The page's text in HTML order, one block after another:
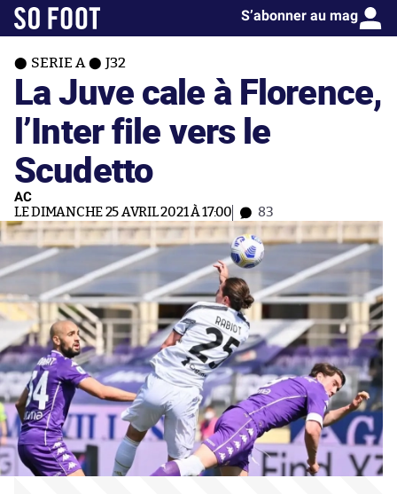
S’abonner au mag
SERIE A J32
La Juve cale à Florence,
l’Inter file vers le
Scudetto
AC
LE DIMANCHE 25 AVRIL 2021 À 17:00 83